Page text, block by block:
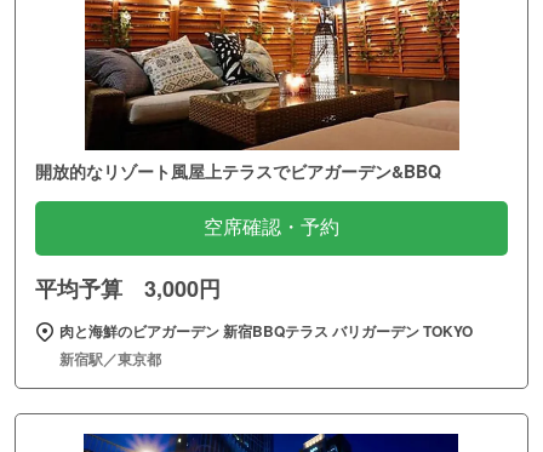
開放的なリゾート風屋上テラスでビアガーデン&BBQ
空席確認・予約
平均予算 3,000円
肉と海鮮のビアガーデン 新宿BBQテラス バリガーデン TOKYO
新宿駅／東京都